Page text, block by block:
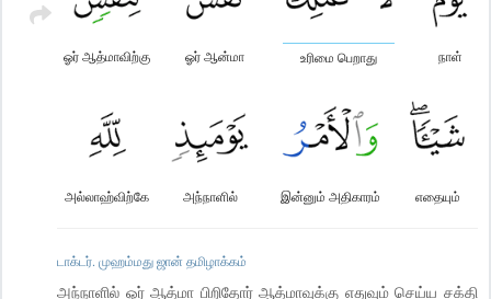
நாள்
உரிமை பெறாது
ஓர் ஆன்மா
ஓர் ஆத்மாவிற்கு
எதையும்
இன்னும் அதிகாரம்
அந்நாளில்
அல்லாஹ்விற்கே
டாக்டர். முஹம்மது ஜான் தமிழாக்கம்
அந்நாளில் ஓர் ஆத்மா பிறிதோர் ஆத்மாவுக்கு எதுவும் செய்ய சக்தி